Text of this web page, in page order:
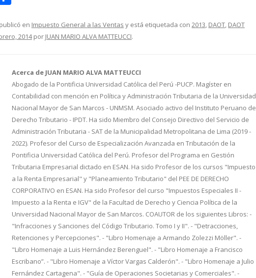
m
p
ti
r
en Impuesto General a las Ventas y está etiquetada con 2013, DAOT, DAOT
2014por JUAN MARIO ALVA MATTEUCCI.
Acerca de JUAN MARIO ALVA MATTEUCCI
Abogado de la Pontificia Universidad Católica del Perú -PUCP. Magíster en
Contabilidad con mención en Política y Administración Tributaria de la Universidad
Nacional Mayor de San Marcos - UNMSM. Asociado activo del Instituto Peruano de
Derecho Tributario - IPDT. Ha sido Miembro del Consejo Directivo del Servicio de
Administración Tributaria - SAT de la Municipalidad Metropolitana de Lima (2019 -
2022). Profesor del Curso de Especialización Avanzada en Tributación de la
Pontificia Universidad Católica del Perú. Profesor del Programa en Gestión
Tributaria Empresarial dictado en ESAN. Ha sido Profesor de los cursos "Impuesto
a la Renta Empresarial" y "Planeamiento Tributario" del PEE DE DERECHO
CORPORATIVO en ESAN. Ha sido Profesor del curso "Impuestos Especiales II -
Impuesto a la Renta e IGV" de la Facultad de Derecho y Ciencia Política de la
Universidad Nacional Mayor de San Marcos. COAUTOR de los siguientes Libros: -
"Infracciones y Sanciones del Código Tributario. Tomo I y II". - "Detracciones,
Retenciones y Percepciones". - "Libro Homenaje a Armando Zolezzi Möller". -
"Libro Homenaje a Luis Hernández Berenguel". - "Libro Homenaje a Francisco
Escribano”. - "Libro Homenaje a Víctor Vargas Calderón". - "Libro Homenaje a Julio
Fernández Cartagena". - "Guía de Operaciones Societarias y Comerciales". -